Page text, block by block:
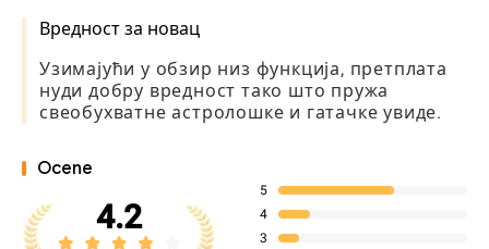
Вредност за новац
Узимајући у обзир низ функција, претплата
нуди добру вредност тако што пружа
свеобухватне астролошке и гатачке увиде.
Ocene
4.2
5
4
3